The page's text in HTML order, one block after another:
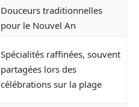
Douceurs traditionnelles
pour le Nouvel An
Spécialités raffinées, souvent
partagées lors des
célébrations sur la plage